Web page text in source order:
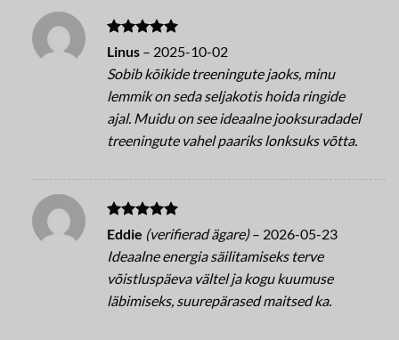
Betygsatt5
av 5
Linus – 2025-10-02
Sobib kõikide treeningute jaoks, minu
lemmik on seda seljakotis hoida ringide
ajal. Muidu on see ideaalne jooksuradadel
treeningute vahel paariks lonksuks võtta.
Betygsatt5
av 5
Eddie (verifierad ägare) – 2026-05-23
Ideaalne energia säilitamiseks terve
võistluspäeva vältel ja kogu kuumuse
läbimiseks, suurepärased maitsed ka.